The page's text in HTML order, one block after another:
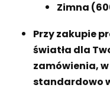
Zimna
Przy zakupie
światła dla
zamówienia,
standardowo